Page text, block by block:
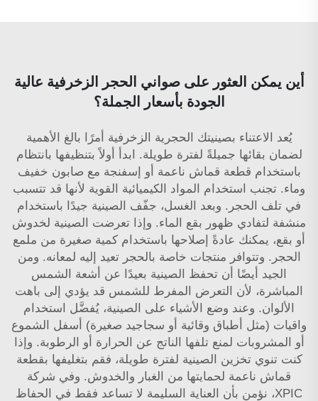
أين يمكن العثور على صواني الحجر الزخرفية عالية
الجودة بأسعار الجملة؟
يُعد الاعتناء بصينيتك الحجرية الزخرفية أمرًا بالغ الأهمية
لضمان بقائها جميلةً لفترة طويلة. ابدأ أولاً بتنظيفها بانتظام
باستخدام قطعة قماش ناعمة أو إسفنجة مع صابون خفيف
وماء. تجنب استخدام المواد الكيميائية القوية لأنها قد تتسبب
في تلف الحجر. وبعد الغسل، جفّف الصينية جيدًا باستخدام
منشفة لتفادي ظهور بقع الماء. وإذا تعرضت الصينية لخدوش
أو بقع، يمكنك عادةً إصلاحها باستخدام كمية صغيرة من ملمع
الحجر. وتتوافر منتجات خاصة بالحجر تعيد إليه لمعانه. ومن
الجيد أيضًا أن تحفظ الصينية بعيدًا عن أشعة الشمس
المباشرة، لأن التعرض المفرط للشمس قد يؤدي إلى باهت
الألوان. وعند وضع الأشياء على الصينية، يُفضَّل استخدام
واقيات (مثل أطباق وقائية أو سجاجيد صغيرة) أسفل الشموع
أو المشروبات لمنع تلفها الناتج عن الحرارة أو الرطوبة. وإذا
كنت تنوي تخزين الصينية لفترة طويلة، فقم بتغليفها بقطعة
قماش ناعمة لحمايتها من الغبار والخدوش. وفي شركة
XPIC، نؤمن بأن العناية السليمة لا تساعد فقط في الحفاظ